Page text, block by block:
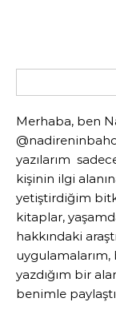
Merhaba, ben
yazılarım
kişinin ilgi
yetiştirdiğim
kitaplar,
hakkındaki
uygulamalarım,
yazdığım bir
benimle